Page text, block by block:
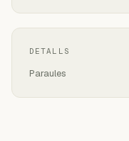
DETALLS
Paraules